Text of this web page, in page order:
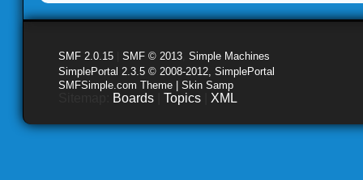
SMF 2.0.15 SMF © 2013 Simple Machines
SimplePortal 2.3.5 © 2008-2012, SimplePortal
SMFSimple.com Theme | Skin Samp
Boards Topics XML